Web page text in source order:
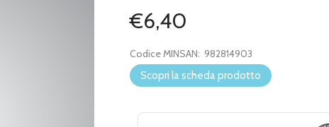
€6,40
Codice MINSAN: 982814903
Scopri la scheda prodotto